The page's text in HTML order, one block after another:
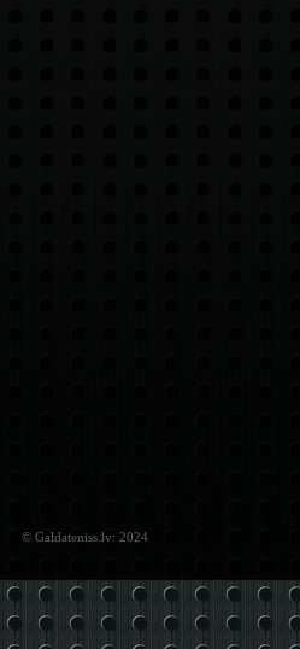
© Galdateniss.lv: 2024